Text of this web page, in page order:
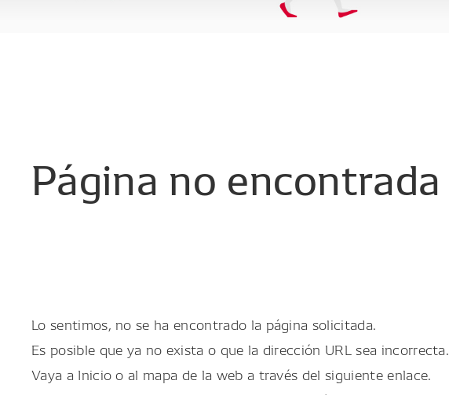
Página no encontrada
Lo sentimos, no se ha encontrado la página solicitada.
Es posible que ya no exista o que la dirección URL sea incorrecta.
Vaya a Inicio o al mapa de la web a través del siguiente enlace.